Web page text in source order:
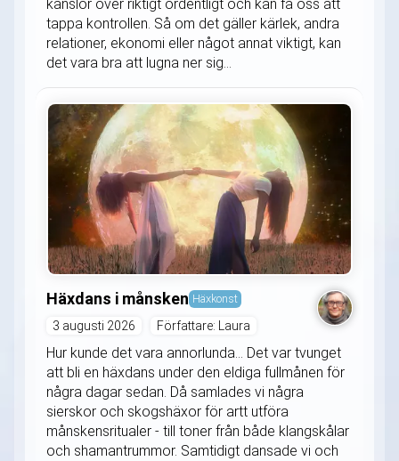
känslor över riktigt ordentligt och kan få oss att
tappa kontrollen. Så om det gäller kärlek, andra
relationer, ekonomi eller något annat viktigt, kan
det vara bra att lugna ner sig...
Häxdans i månsken Häxkonst
3 augusti 2026 Författare: Laura
Hur kunde det vara annorlunda... Det var tvunget
att bli en häxdans under den eldiga fullmånen för
några dagar sedan. Då samlades vi några
sierskor och skogshäxor för artt utföra
månskensritualer - till toner från både klangskålar
och shamantrummor. Samtidigt dansade vi och